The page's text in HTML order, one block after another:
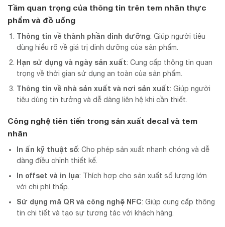
Tầm quan trọng của thông tin trên tem nhãn thực
phẩm và đồ uống
Thông tin về thành phần dinh dưỡng: Giúp người tiêu
dùng hiểu rõ về giá trị dinh dưỡng của sản phẩm.
Hạn sử dụng và ngày sản xuất: Cung cấp thông tin quan
trọng về thời gian sử dụng an toàn của sản phẩm.
Thông tin về nhà sản xuất và nơi sản xuất: Giúp người
tiêu dùng tin tưởng và dễ dàng liên hệ khi cần thiết.
Công nghệ tiên tiến trong sản xuất decal và tem
nhãn
In ấn kỹ thuật số: Cho phép sản xuất nhanh chóng và dễ
dàng điều chỉnh thiết kế.
In offset và in lụa: Thích hợp cho sản xuất số lượng lớn
với chi phí thấp.
Sử dụng mã QR và công nghệ NFC: Giúp cung cấp thông
tin chi tiết và tạo sự tương tác với khách hàng.